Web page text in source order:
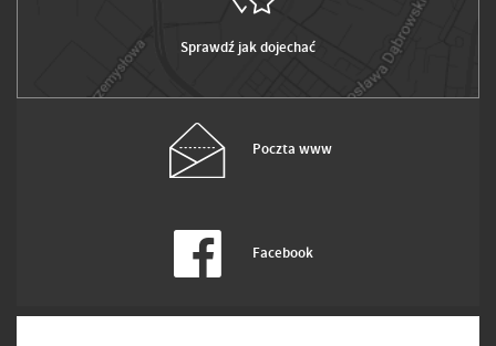
Sprawdź jak dojechać
Poczta www
Facebook